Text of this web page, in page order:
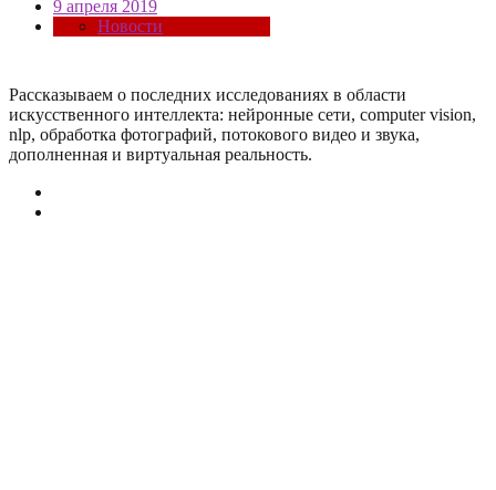
9 апреля 2019
Новости
Рассказываем о последних исследованиях в области
искусcтвенного интеллекта: нейронные сети, computer vision,
nlp, обработка фотографий, потокового видео и звука,
дополненная и виртуальная реальность.